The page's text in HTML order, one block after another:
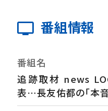
番組情報
番組名
追跡取材 news
表…長友佑都の「本